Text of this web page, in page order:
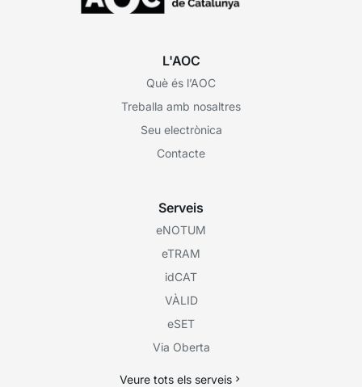
L'AOC
Què és l’AOC
Treballa amb nosaltres
Seu electrònica
Contacte
Serveis
eNOTUM
eTRAM
idCAT
VÀLID
eSET
Via Oberta
Veure tots els serveis